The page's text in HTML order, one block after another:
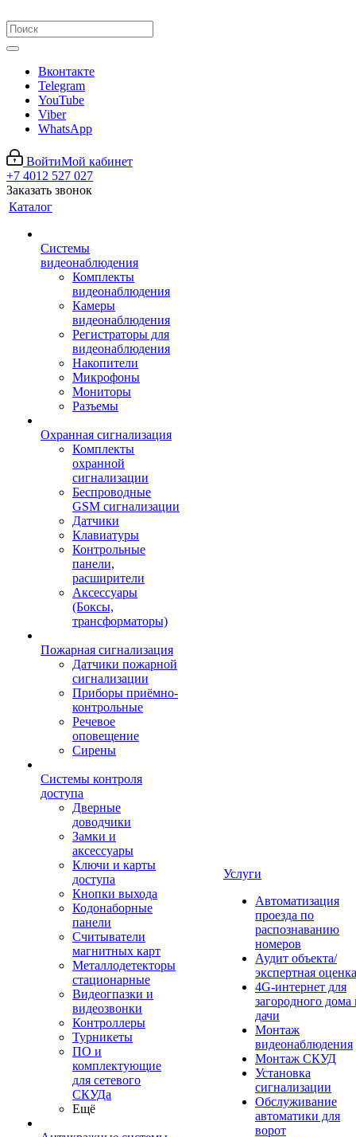
Вконтакте
Telegram
YouTube
Viber
WhatsApp
ВойтиМой кабинет
+7 4012 527 027
Заказать звонок
Каталог
Системы
видеонаблюдения
Комплекты
видеонаблюдения
Камеры
видеонаблюдения
Регистраторы для
видеонаблюдения
Накопители
Микрофоны
Мониторы
Разъемы
Охранная сигнализация
Комплекты
охранной
сигнализации
Беспроводные
GSM сигнализации
Датчики
Клавиатуры
Контрольные
панели,
расширители
Аксессуары
(Боксы,
трансформаторы)
Пожарная сигнализация
Датчики пожарной
сигнализации
Приборы приёмно-
контрольные
Речевое
оповещение
Сирены
Системы контроля
доступа
Дверные
доводчики
Замки и
аксессуары
Ключи и карты
доступа
Кнопки выхода
Кодонаборные
панели
Считыватели
магнитных карт
Металлодетекторы
стационарные
Видеогпазки и
видеозвонки
Контроллеры
Турникеты
ПО и
комплектующие
для сетевого
СКУДа
Ещё
Услуги
Автоматизация
проезда по
распознаванию
номеров
Аудит объекта/
экспертная оценка
4G-интернет для
загородного дома
дачи
Монтаж
видеонаблюдения
Монтаж СКУД
Установка
сигнализации
Обслуживание
автоматики для
ворот